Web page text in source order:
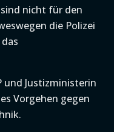
nicht für den
die Polizei
und Justizministerin
Vorgehen gegen